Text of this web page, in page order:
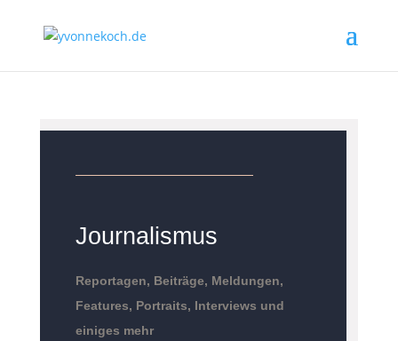
Journalismus
Reportagen, Beiträge, Meldungen,
Features, Portraits, Interviews und
einiges mehr